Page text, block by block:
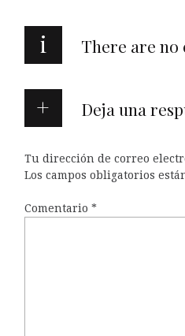
i There are no
Deja una
Tu dirección de correo
Los campos obligatorios
Comentario *